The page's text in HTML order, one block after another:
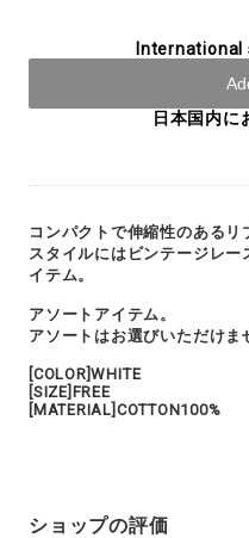
International
日本国内に
コンパクトで伸縮性のある
スタイルにはビンテージレ
イテム。
アソートアイテム。
アソートはお選びいただけま
[COLOR]WHITE
[SIZE]FREE
[MATERIAL]COTTON100%
ショップの評価